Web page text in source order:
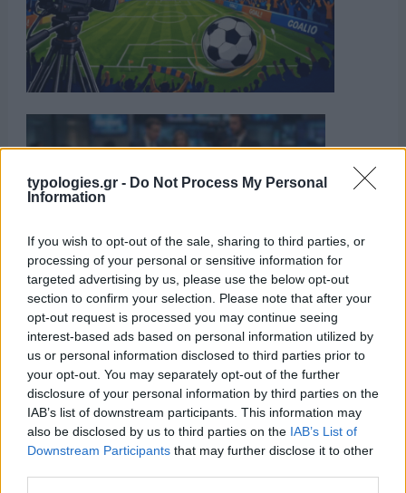
typologies.gr - Do Not Process My Personal
Information
If you wish to opt-out of the sale, sharing to third parties, or
processing of your personal or sensitive information for
targeted advertising by us, please use the below opt-out
section to confirm your selection. Please note that after your
opt-out request is processed you may continue seeing
interest-based ads based on personal information utilized by
us or personal information disclosed to third parties prior to
your opt-out. You may separately opt-out of the further
disclosure of your personal information by third parties on the
IAB’s list of downstream participants. This information may
also be disclosed by us to third parties on the IAB’s List of
Downstream Participants that may further disclose it to other